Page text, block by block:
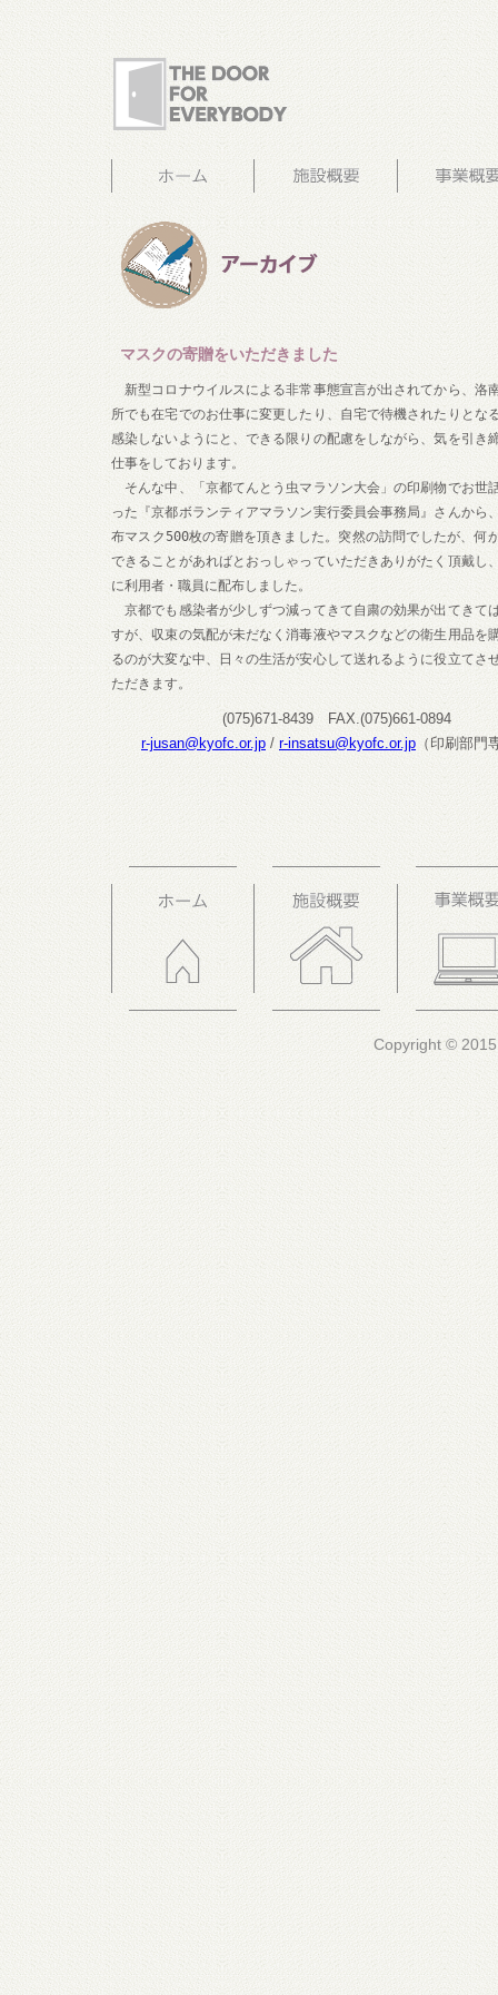
マスクの寄贈をいただきました
新型コロナウイルスによる非常事態宣言が出されてから、洛
所でも在宅でのお仕事に変更したり、自宅で待機されたりとな
感染しないようにと、できる限りの配慮をしながら、気を引き
仕事をしております。
そんな中、「京都てんとう虫マラソン大会」の印刷物でお世
った『京都ボランティアマラソン実行委員会事務局』さんから
布マスク500枚の寄贈を頂きました。突然の訪問でしたが、何
できることがあればとおっしゃっていただきありがたく頂戴し
に利用者・職員に配布しました。
京都でも感染者が少しずつ減ってきて自粛の効果が出てきて
すが、収束の気配が未だなく消毒液やマスクなどの衛生用品を
るのが大変な中、日々の生活が安心して送れるように役立てさ
ただきます。
(075)671-8439 FAX.(075)661-0894
r-jusan@kyofc.or.jp / r-insatsu@kyofc.or.jp （印刷部門
Copyright ©